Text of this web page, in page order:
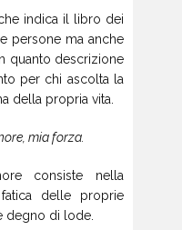
indica il libro dei
persone ma anche
quanto descrizione
per chi ascolta la
della propria vita.
mia forza.
consiste nella
delle proprie
degno di lode.